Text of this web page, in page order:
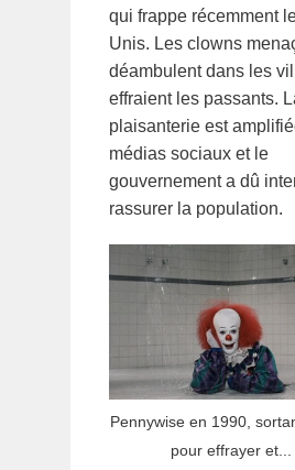
qui frappe récemment
Unis. Les clowns
déambulent dans les
effraient les passants.
plaisanterie est
médias sociaux et le
gouvernement a dû
rassurer la population.
Pennywise en 1990,
pour effrayer et...